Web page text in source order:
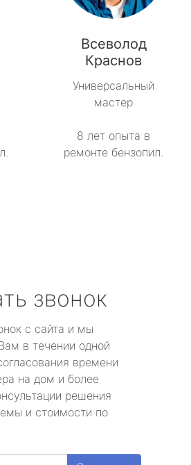
Всеволод
Краснов
Универсальный
мастер
8 лет опыта в
ремонте бензопил.
звонок
с сайта и мы
в течении одной
времени
на дом и более
решения
и стоимости по